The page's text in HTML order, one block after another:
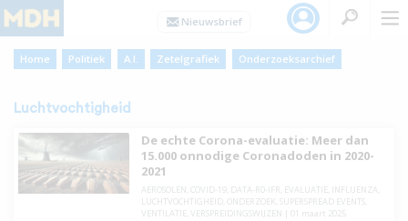
Home Politiek A.I. Zetelgrafiek Onderzoeksarchief
Luchtvochtigheid
De echte Corona-evaluatie: Meer dan
15.000 onnodige Coronadoden in 2020-
2021
AEROSOLEN COVID-19, DATA-R0-IFR EVALUATIE INFLUENZA
LUCHTVOCHTIGHEID, ONDERZOEK SUPERSPREAD EVENTS,
VENTILATIE
VERSPREIDINGSWIJZEN 01 maart 2025